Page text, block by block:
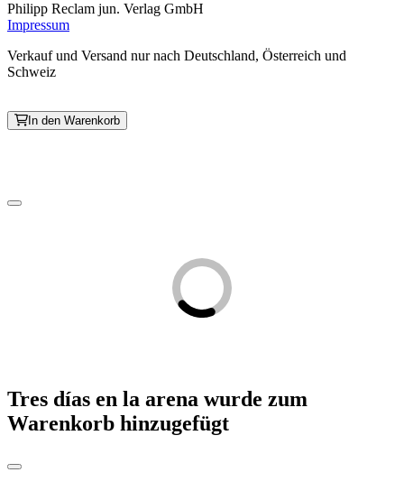
Philipp Reclam jun. Verlag GmbH
Impressum
Verkauf und Versand nur nach Deutschland, Österreich und
Schweiz
In den Warenkorb
Tres días en la arena wurde zum
Warenkorb hinzugefügt